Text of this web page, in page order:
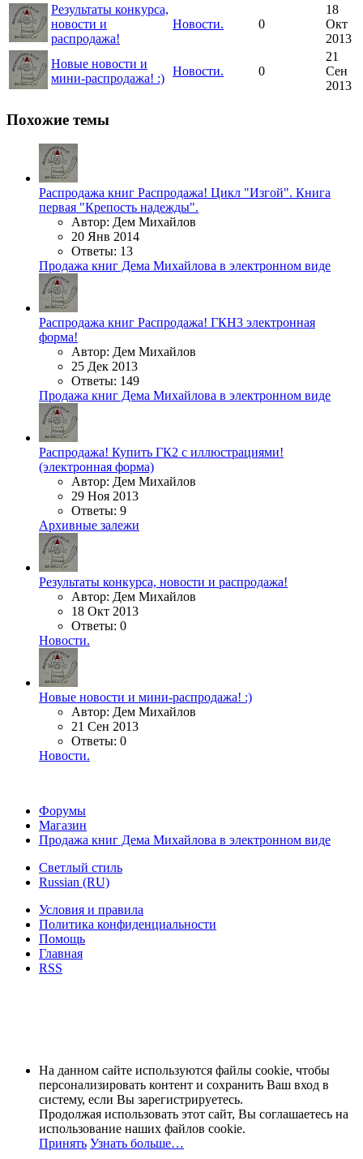
Результаты конкурса,
новости и
распродажа!
Новости. 0
18
Окт
2013
Новые новости и
мини-распродажа! :)
Новости. 0
21
Сен
2013
Похожие темы
Распродажа книг Распродажа! Цикл "Изгой". Книга
первая "Крепость надежды".
Автор: Дем Михайлов
20 Янв 2014
Ответы: 13
Продажа книг Дема Михайлова в электронном виде
Распродажа книг Распродажа! ГКН3 электронная
форма!
Автор: Дем Михайлов
25 Дек 2013
Ответы: 149
Продажа книг Дема Михайлова в электронном виде
Распродажа! Купить ГК2 с иллюстрациями!
(электронная форма)
Автор: Дем Михайлов
29 Ноя 2013
Ответы: 9
Архивные залежи
Результаты конкурса, новости и распродажа!
Автор: Дем Михайлов
18 Окт 2013
Ответы: 0
Новости.
Новые новости и мини-распродажа! :)
Автор: Дем Михайлов
21 Сен 2013
Ответы: 0
Новости.
Форумы
Магазин
Продажа книг Дема Михайлова в электронном виде
Светлый стиль
Russian (RU)
Условия и правила
Политика конфиденциальности
Помощь
Главная
RSS
На данном сайте используются файлы cookie, чтобы
персонализировать контент и сохранить Ваш вход в
систему, если Вы зарегистрируетесь.
Продолжая использовать этот сайт, Вы соглашаетесь на
использование наших файлов cookie.
Принять Узнать больше…